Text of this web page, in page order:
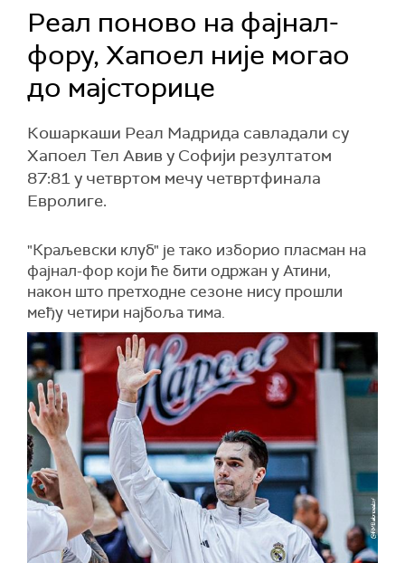
Реал поново на фајнал-
фору, Хапоел није могао
до мајсторице
Кошаркаши Реал Мадрида савладали су
Хапоел Тел Авив у Софији резултатом
87:81 у четвртом мечу четвртфинала
Евролиге.
"Краљевски клуб" је тако изборио пласман на
фајнал-фор који ће бити одржан у Атини,
након што претходне сезоне нису прошли
међу четири најбоља тима.